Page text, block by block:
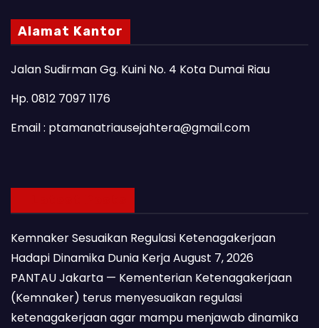
Alamat Kantor
Jalan Sudirman Gg. Kuini No. 4 Kota Dumai Riau
Hp. 0812 7097 1176
Email : ptamanatriausejahtera@gmail.com
Kemnaker Sesuaikan Regulasi Ketenagakerjaan
Hadapi Dinamika Dunia KerjaAugust 7, 2026
PANTAU Jakarta — Kementerian Ketenagakerjaan
(Kemnaker) terus menyesuaikan regulasi
ketenagakerjaan agar mampu menjawab dinamika